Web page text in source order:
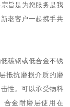
旨是为您服务是我
老客户一起携手共
碳钢或低合金不锈
抵抗磨损介质的磨
性。可以承受物料
合金耐磨层使用在